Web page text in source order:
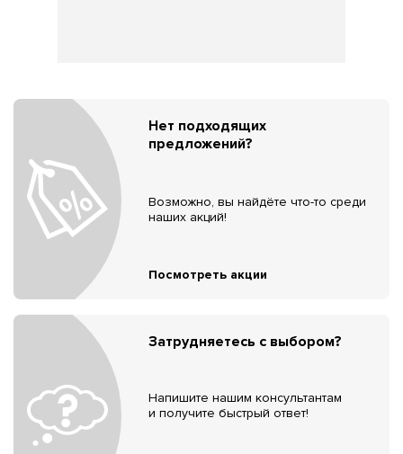
Нет подходящих
предложений?
Возможно, вы найдёте что-то среди
наших акций!
Посмотреть акции
Затрудняетесь с выбором?
Напишите нашим консультантам
и получите быстрый ответ!